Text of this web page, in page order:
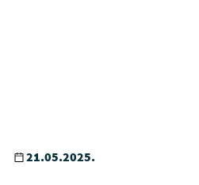
21.05.2025.